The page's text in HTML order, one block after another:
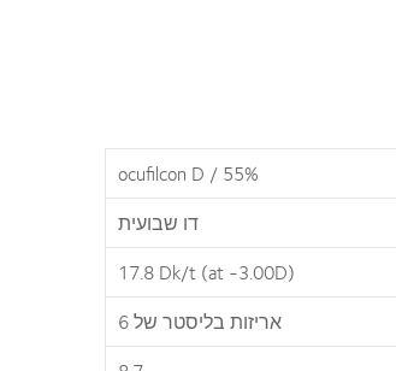
ocufilcon D / 55%
דו שבועית
17.8 Dk/t (at -3.00D)
אריזות בליסטר של 6